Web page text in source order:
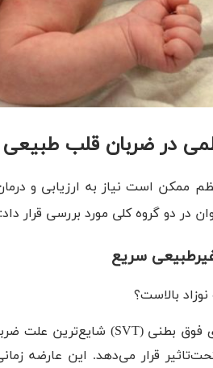
در ضربان قلب طبیعی
ممکن است نیاز به ارزیابی و
در دو گروه کلی مورد بررسی قرار داد:
سریع
بالاست؟
قرار می‌دهد. این عارضه